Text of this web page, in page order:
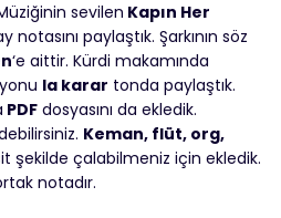
sevilen Kapın Her
notasını paylaştık. Şarkının söz
‘e aittir. Kürdi makamında
la karar tonda paylaştık.
PDF dosyasını da ekledik.
Keman, flüt, org,
şekilde çalabilmeniz için ekledik.
notadır.